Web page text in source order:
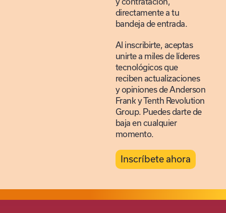
directamente a tu
bandeja de entrada.
Al inscribirte, aceptas
unirte a miles de líderes
tecnológicos que
reciben actualizaciones
y opiniones de Anderson
Frank y Tenth Revolution
Group. Puedes darte de
baja en cualquier
momento.
Inscríbete ahora